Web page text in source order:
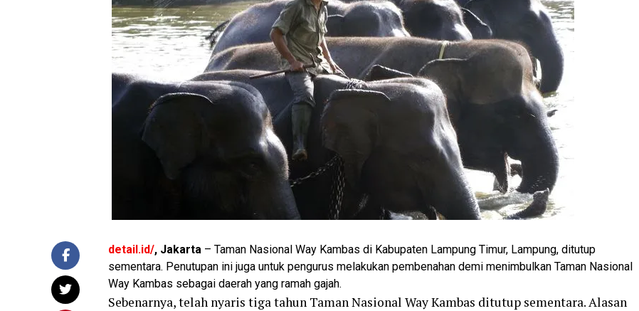
detail.id/, Jakarta – Taman Nasional Way Kambas di Kabupaten Lampung Timur, Lampung, ditutup
sementara. Penutupan ini juga untuk pengurus melakukan pembenahan demi menimbulkan Taman Nasional
Way Kambas sebagai daerah yang ramah gajah.
Sebenarnya, telah nyaris tiga tahun Taman Nasional Way Kambas ditutup sementara. Alasan